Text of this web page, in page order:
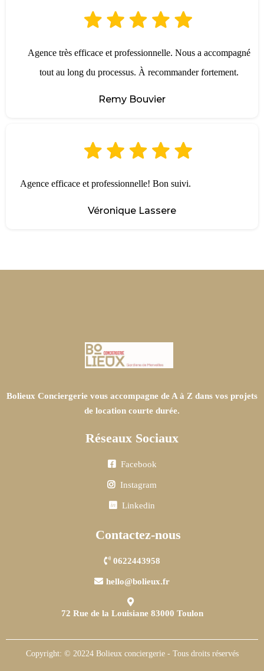
Agence très efficace et professionnelle. Nous a accompagné
tout au long du processus. À recommander fortement.
Remy Bouvier
Agence efficace et professionnelle! Bon suivi.
Véronique Lassere
Bolieux Conciergerie vous accompagne de A à Z dans vos projets
de location courte durée.
Réseaux Sociaux
Facebook
Instagram
Linkedin
Contactez-nous
0622443958
hello@bolieux.fr
72 Rue de la Louisiane 83000 Toulon
Copyright: © 20224 Bolieux conciergerie - Tous droits réservés